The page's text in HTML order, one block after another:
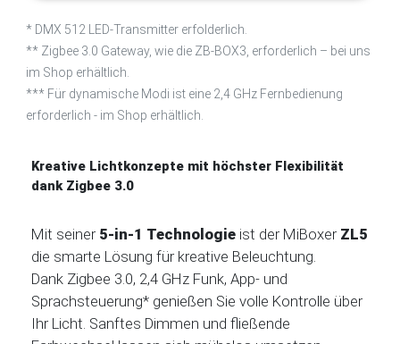
* DMX 512 LED-Transmitter erfolderlich.
** Zigbee 3.0 Gateway, wie die ZB-BOX3, erforderlich – bei uns
im Shop erhältlich.
*** Für dynamische Modi ist eine 2,4 GHz Fernbedienung
erforderlich - im Shop erhältlich.
Kreative Lichtkonzepte mit höchster Flexibilität
dank Zigbee 3.0
Mit seiner 5-in-1 Technologie ist der MiBoxer ZL5
die smarte Lösung für kreative Beleuchtung.
Dank Zigbee 3.0, 2,4 GHz Funk, App- und
Sprachsteuerung* genießen Sie volle Kontrolle über
Ihr Licht. Sanftes Dimmen und fließende